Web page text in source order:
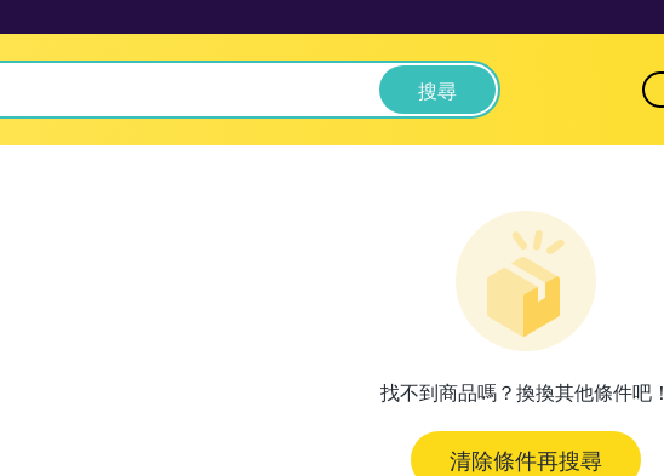
搜尋
找不到商品嗎？換換其他條件吧！
清除條件再搜尋